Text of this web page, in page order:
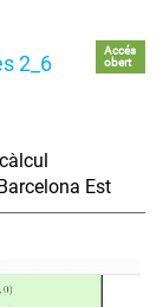
2_6
Accés
obert
Est